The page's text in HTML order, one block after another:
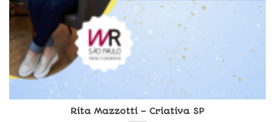
Rita Mazzotti – Criativa SP